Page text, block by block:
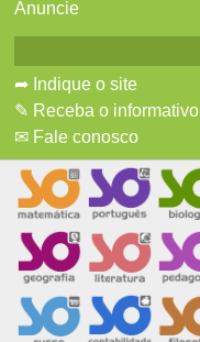
Anuncie
➦ Indique o site
✎ Receba o informativo
✉ Fale conosco